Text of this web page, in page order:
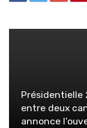
Présidentielle
entre deux
annonce